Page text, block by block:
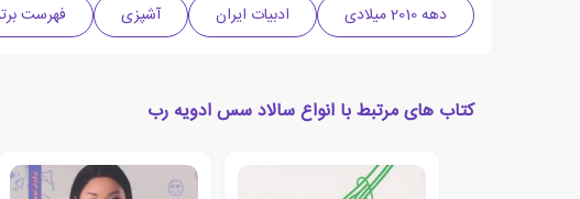
دهه 2010 میلادی ادبیات ایران آشپزی فهرست
کتاب های مرتبط با انواع سالاد سس ادویه رب